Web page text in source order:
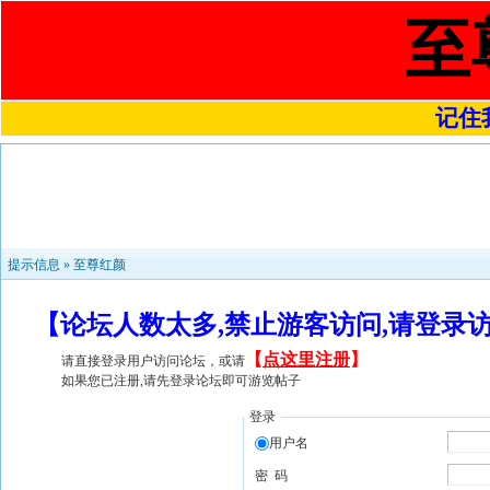
至
记住
提示信息 » 至尊红颜
【论坛人数太多,禁止游客访问,请登
请直接登录用户访问论坛，或请 【 点这里注册】
如果您已注册,请先登录论坛即可游览帖子
登录
用户名
密 码